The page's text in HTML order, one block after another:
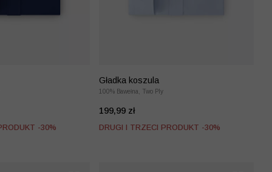
-30%
Gładka koszula
100% Bawełna, Two Ply
199,99 zł
DRUGI I TRZECI PRODUKT -30%